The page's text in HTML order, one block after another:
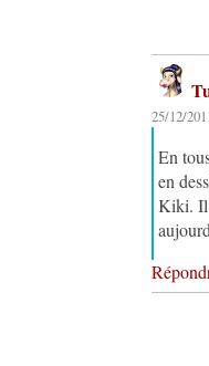
25/12/
En
en
Kiki. Il